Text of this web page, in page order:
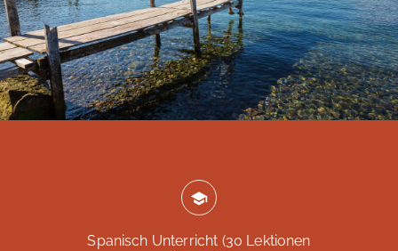
Spanisch Unterricht (30 Lektionen